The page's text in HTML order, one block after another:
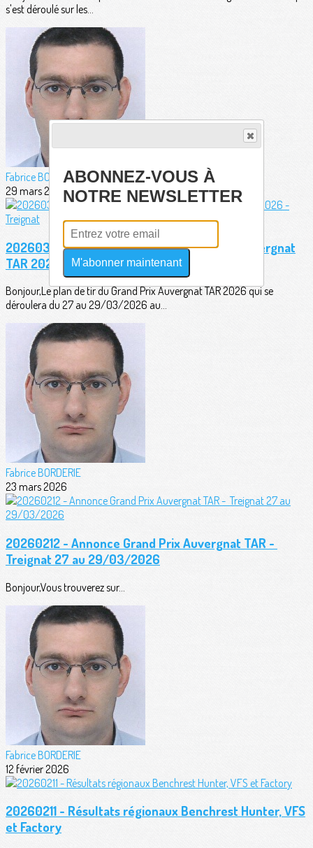
s'est déroulé sur les...
Fabrice BORDERIE
29 mars 2026
20260323 - Plan de tir officiel Grand Prix Auvergnat
TAR 2026 - Treignat
Bonjour,Le plan de tir du Grand Prix Auvergnat TAR 2026 qui se
déroulera du 27 au 29/03/2026 au...
Fabrice BORDERIE
23 mars 2026
20260212 - Annonce Grand Prix Auvergnat TAR -
Treignat 27 au 29/03/2026
Bonjour,Vous trouverez sur...
Fabrice BORDERIE
12 février 2026
20260211 - Résultats régionaux Benchrest Hunter, VFS
et Factory
ABONNEZ-VOUS À
NOTRE NEWSLETTER
M'abonner maintenant